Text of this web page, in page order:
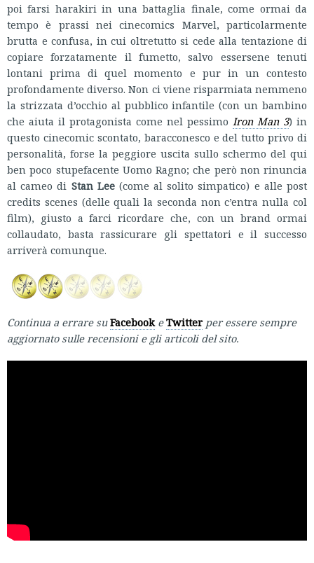
poi farsi harakiri in una battaglia finale, come ormai da
tempo è prassi nei cinecomics Marvel, particolarmente
brutta e confusa, in cui oltretutto si cede alla tentazione di
copiare forzatamente il fumetto, salvo essersene tenuti
lontani prima di quel momento e pur in un contesto
profondamente diverso. Non ci viene risparmiata nemmeno
la strizzata d’occhio al pubblico infantile (con un bambino
che aiuta il protagonista come nel pessimo Iron Man 3) in
questo cinecomic scontato, baracconesco e del tutto privo di
personalità, forse la peggiore uscita sullo schermo del qui
ben poco stupefacente Uomo Ragno; che però non rinuncia
al cameo di Stan Lee(come al solito simpatico) e alle post
credits scenes (delle quali la seconda non c’entra nulla col
film), giusto a farci ricordare che, con un brand ormai
collaudato, basta rassicurare gli spettatori e il successo
arriverà comunque.
Continua a errare suFacebookeTwitter per essere sempre
aggiornato sulle recensioni e gli articoli del sito.